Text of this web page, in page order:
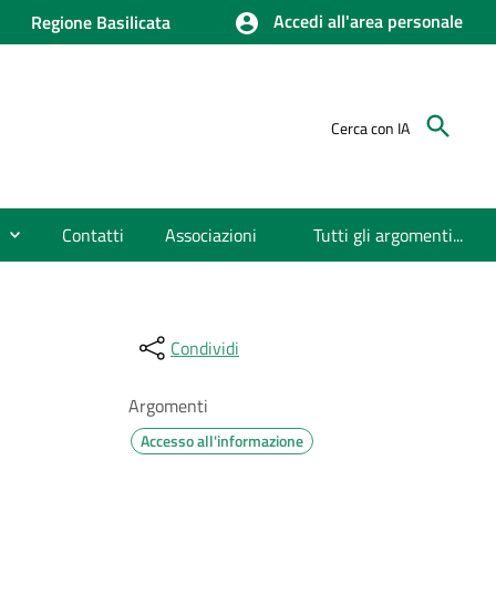
Regione Basilicata Accedi all'area personale
Cerca con IA
Contatti Associazioni Tutti gli argomenti...
Condividi
Argomenti
Accesso all'informazione